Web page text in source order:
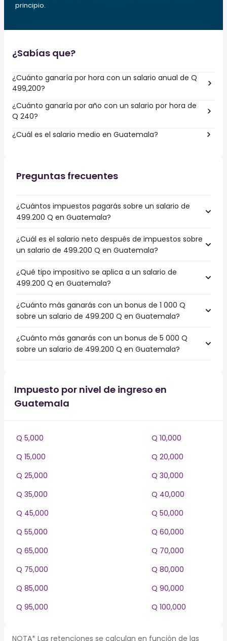
principio.
¿Sabías que?
¿Cuánto ganaría por hora con un salario anual de Q
499,200?
¿Cuánto ganaría por año con un salario por hora de
Q 240?
¿Cuál es el salario medio en Guatemala?
Preguntas frecuentes
¿Cuántos impuestos pagarás sobre un salario de
499.200 Q en Guatemala?
¿Cuál es el salario neto después de impuestos sobre
un salario de 499.200 Q en Guatemala?
¿Qué tipo impositivo se aplica a un salario de
499.200 Q en Guatemala?
¿Cuánto más ganarás con un bonus de 1 000 Q
sobre un salario de 499.200 Q en Guatemala?
¿Cuánto más ganarás con un bonus de 5 000 Q
sobre un salario de 499.200 Q en Guatemala?
Impuesto por nivel de ingreso en
Guatemala
Q 5,000
Q 10,000
Q 15,000
Q 20,000
Q 25,000
Q 30,000
Q 35,000
Q 40,000
Q 45,000
Q 50,000
Q 55,000
Q 60,000
Q 65,000
Q 70,000
Q 75,000
Q 80,000
Q 85,000
Q 90,000
Q 95,000
Q 100,000
NOTA* Las retenciones se calculan en función de las